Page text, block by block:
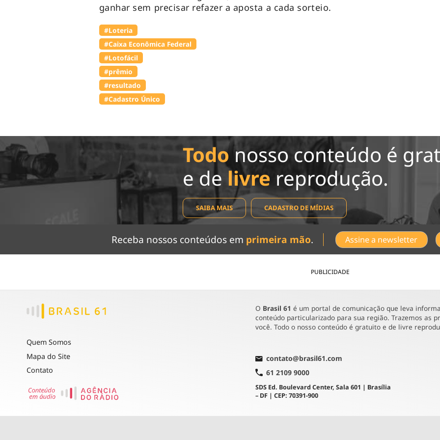
ganhar sem precisar refazer a aposta a cada sorteio.
#Loteria
#Caixa Econômica Federal
#Lotofácil
#prêmio
#resultado
#Cadastro Único
Todonosso conteúdo é
e de livre reprodução.
SAIBA MAIS CADASTRO DE MÍDIAS
Receba nossos conteúdos em primeira mão. Assine a newsletter
PUBLICIDADE
Quem Somos
Mapa do Site
Contato
O Brasil 61 é um portal de comunicação que leva
conteúdo particularizado para sua região. Trazemos as
você. Todo o nosso conteúdo é gratuito e de livre
contato@brasil61.com
61 2109 9000
SDS Ed. Boulevard Center, Sala 601 | Brasília
– DF | CEP: 70391-900